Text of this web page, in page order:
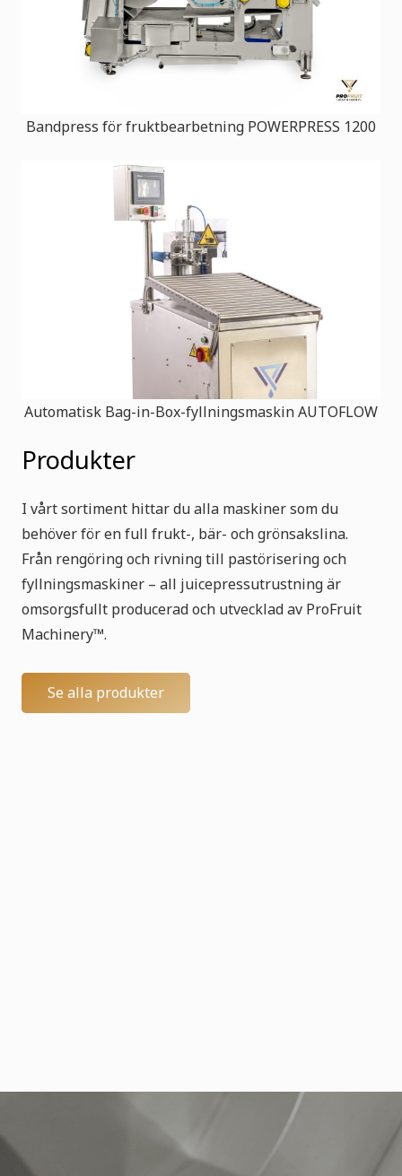
Produkter
I vårt sortiment hittar du alla maskiner som du
behöver för en full frukt-, bär- och grönsakslina.
Från rengöring och rivning till pastörisering och
fyllningsmaskiner – all juicepressutrustning är
omsorgsfullt producerad och utvecklad av ProFruit
Machinery™.
Se alla produkter
Bandpress för fruktbearbetning POWERPRESS 1200
Automatisk Bag-in-Box-fyllningsmaskin AUTOFLOW